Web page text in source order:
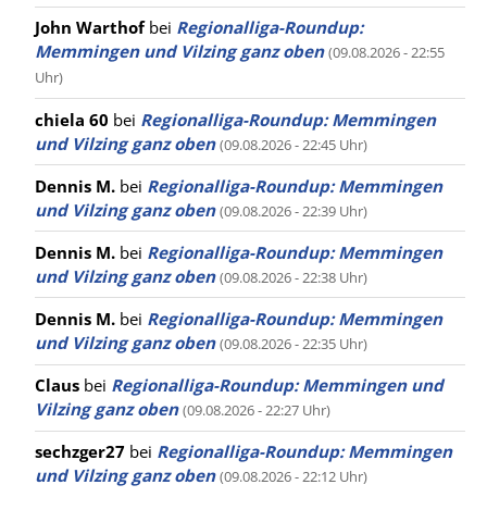
John Warthofbei Regionalliga-Roundup:
Memmingen und Vilzing ganz oben (09.08.2026 - 22:55
Uhr)
chiela 60 bei Regionalliga-Roundup: Memmingen
und Vilzing ganz oben (09.08.2026 - 22:45 Uhr)
Dennis M. bei Regionalliga-Roundup: Memmingen
und Vilzing ganz oben (09.08.2026 - 22:39 Uhr)
Dennis M. bei Regionalliga-Roundup: Memmingen
und Vilzing ganz oben (09.08.2026 - 22:38 Uhr)
Dennis M. bei Regionalliga-Roundup: Memmingen
und Vilzing ganz oben (09.08.2026 - 22:35 Uhr)
Claus bei Regionalliga-Roundup: Memmingen und
Vilzing ganz oben (09.08.2026 - 22:27 Uhr)
sechzger27 bei Regionalliga-Roundup: Memmingen
und Vilzing ganz oben (09.08.2026 - 22:12 Uhr)